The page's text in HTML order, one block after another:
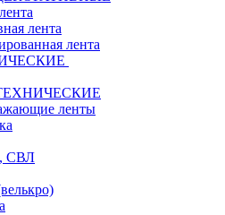
лента
лента
ленты
СВЛ